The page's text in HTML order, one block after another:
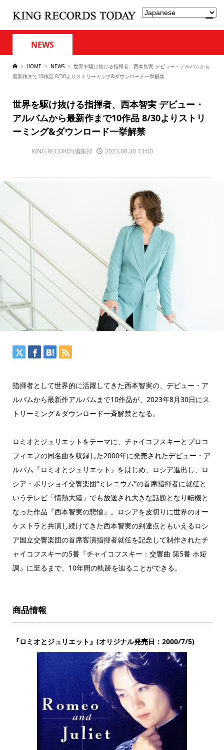
NEWS
HOME NEWS
世界を駆け抜ける指揮者、西本智実 デビュー・アルバムから
最新作まで10作品 8/30よりストリーミング&ダウンロード一挙解禁
世界を駆け抜ける指揮者、西本智実 デビュー・
アルバムから最新作まで10作品 8/30よりストリ
ーミング&ダウンロード一挙解禁
KING RECORDS編集部 2023.08.30 13:00
指揮者として世界的に活躍してきた西本智実の、デビュー・ア
ルバムから最新作アルバムまで10作品が、2023年8月30日にス
トリーミング＆ダウンロード一斉解禁となる。
ロミオとジュリエットをテーマに、チャイコフスキーとプロコ
フィエフの同名曲を収録した2000年に発売されたデビュー・ア
ルバム『ロミオとジュリエット』をはじめ、ロシア進出し、ロ
シア・ボリショイ交響楽団“ミレニウム”の首席指揮者に就任と
いうテレビ「情熱大陸」でも放送され大きな話題となり転機と
なった作品『西本智実の悲愴』。ロシアを皮切りに世界のオー
ケストラと共演し続けてきた西本智実の到達点ともいえるロシ
ア国立交響楽団の首席客演指揮者就任を記念して制作されたチ
ャイコフスキーの5番『チャイコフスキー：交響曲 第5番 ホ短
調』に至るまで、10年間の軌跡を辿ることができる。
商品情報
『ロミオとジュリエット』(オリジナル発売日：2000/7/5)